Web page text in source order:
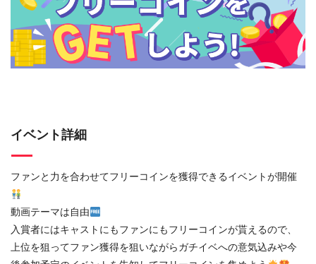
イベント詳細
ファンと力を合わせてフリーコインを獲得できるイベントが開催
動画テーマは自由
入賞者にはキャストにもファンにもフリーコインが貰えるので、
上位を狙ってファン獲得を狙いながらガチイベへの意気込みや今